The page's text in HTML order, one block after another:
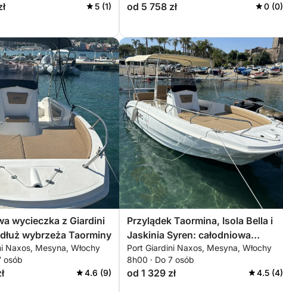
5 (1) od 5 758 zł 0 (0)
wycieczka z Giardini
wybrzeża Taorminy
Naxos, Mesyna, Włochy
osób
4.6 (9)
Przylądek Taormina, Isola Bella i
Jaskinia Syren: całodniowa
wycieczka
Port Giardini Naxos, Mesyna, Włochy
8h00 · Do 7 osób
od 1 329 zł 4.5 (4)